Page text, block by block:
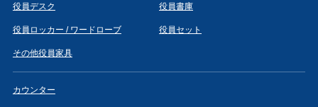
役員デスク 役員書庫
役員ロッカー / ワードローブ 役員セット
その他役員家具
カウンター